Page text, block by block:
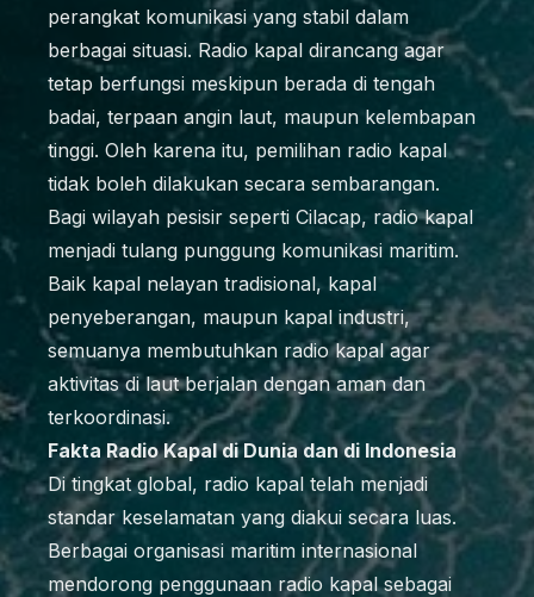
perangkat komunikasi yang stabil dalam
berbagai situasi. Radio kapal dirancang agar
tetap berfungsi meskipun berada di tengah
badai, terpaan angin laut, maupun kelembapan
tinggi. Oleh karena itu, pemilihan radio kapal
tidak boleh dilakukan secara sembarangan.
Bagi wilayah pesisir seperti Cilacap, radio kapal
menjadi tulang punggung komunikasi maritim.
Baik kapal nelayan tradisional, kapal
penyeberangan, maupun kapal industri,
semuanya membutuhkan radio kapal agar
aktivitas di laut berjalan dengan aman dan
terkoordinasi.
Fakta Radio Kapal di Dunia dan di Indonesia
Di tingkat global, radio kapal telah menjadi
standar keselamatan yang diakui secara luas.
Berbagai organisasi maritim internasional
mendorong penggunaan radio kapal sebagai